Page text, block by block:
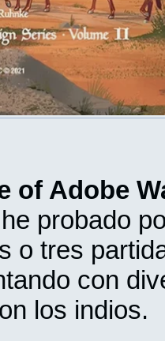
of Adobe
he probado
o tres
con
los indios.